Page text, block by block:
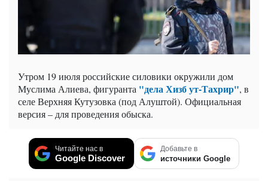
Утром 19 июля российские силовики окружили дом
Муслима Алиева, фигуранта "дела Хизб ут-Тахрир", в
селе Верхняя Кутузовка (под Алуштой). Официальная
версия – для проведения обыска.
Читайте нас в
Google Discover
Добавьте в
источники Google